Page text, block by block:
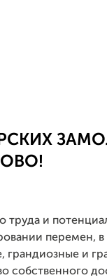
труда и
перемен, в
и
собственного